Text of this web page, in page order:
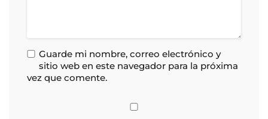
Guarde mi nombre, correo electrónico y
sitio web en este navegador para la próxima
vez que comente.